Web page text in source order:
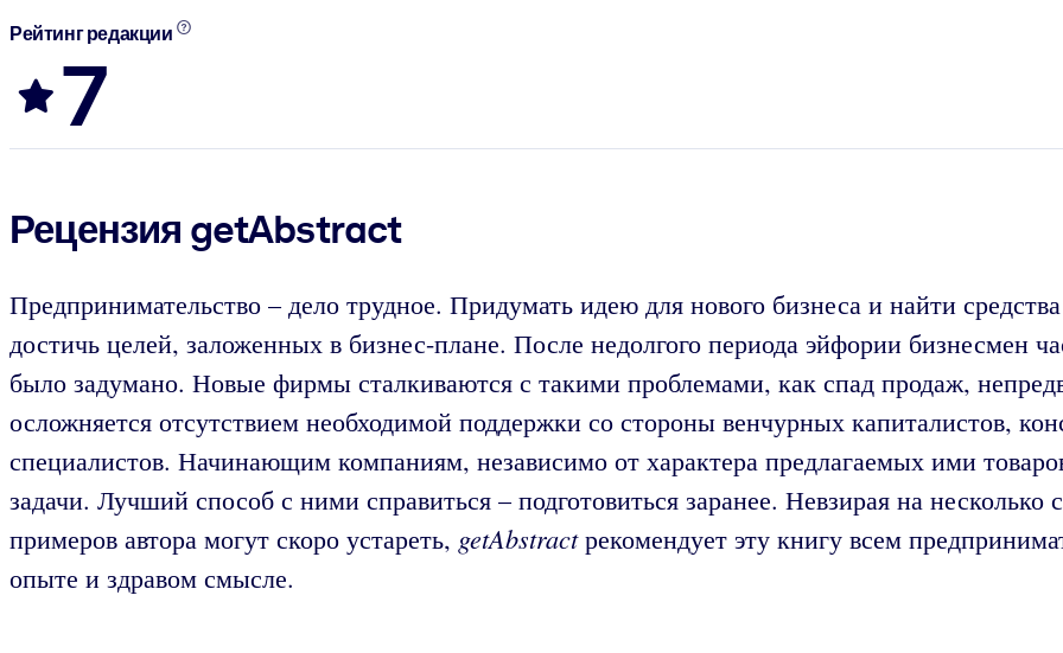
Рейтинг редакции
7
Рецензия getAbstract
Предпринимательство – дело трудное. Придумать идею для нового бизнеса и найти
достичь целей, заложенных в бизнес-плане. После недолгого периода эйфории бизнесмен
было задумано. Новые фирмы сталкиваются с такими проблемами, как спад продаж,
осложняется отсутствием необходимой поддержки со стороны венчурных капиталистов,
специалистов. Начинающим компаниям, независимо от характера предлагаемых ими
задачи. Лучший способ с ними справиться – подготовиться заранее. Невзирая на
примеров автора могут скоро устареть, getAbstractрекомендует эту книгу всем
опыте и здравом смысле.